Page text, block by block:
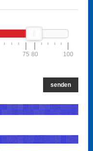
75 80 100
senden